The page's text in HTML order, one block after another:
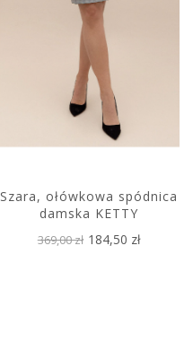
Szara, ołówkowa spódnica
damska KETTY
369,00 zł 184,50 zł